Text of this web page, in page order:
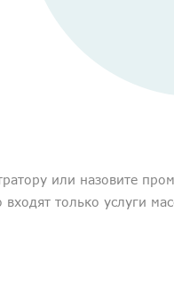
или назовите
только услуги